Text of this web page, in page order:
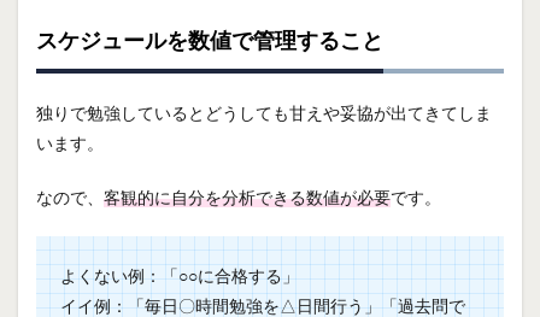
スケジュールを数値で管理すること
独りで勉強しているとどうしても甘えや妥協が出てきてしま
います。
なので、 客観的に自分を分析できる数値が必要です。
よくない例：「○○に合格する」
イイ例：「毎日〇時間勉強を△日間行う」「過去問で